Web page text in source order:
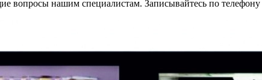
вопросы нашим специалистам. Записывайтесь по